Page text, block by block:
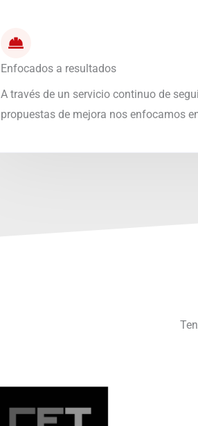
Enfocados a resultados
A través de un servicio continuo de
propuestas de mejora nos enfocamos